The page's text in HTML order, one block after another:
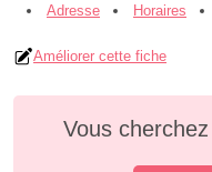
Adresse
Horaires
Améliorer cette fiche
Vous